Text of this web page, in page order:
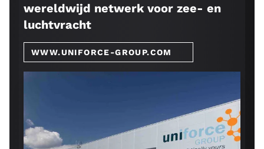
wereldwijd netwerk voor zee- en
luchtvracht
WWW.UNIFORCE-GROUP.COM